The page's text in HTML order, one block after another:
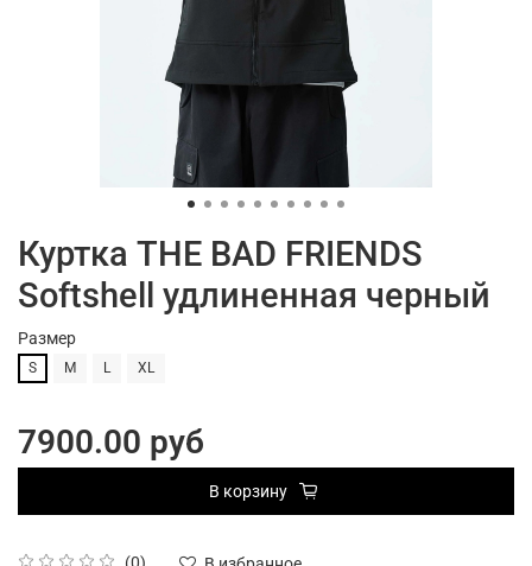
Куртка THE BAD FRIENDS
Softshell удлиненная черный
Размер
S M L XL
7900.00 руб
В корзину